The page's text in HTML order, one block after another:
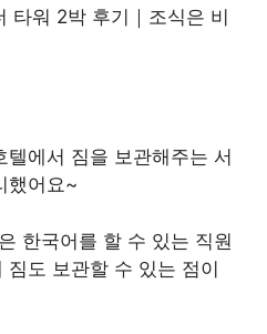
에서 짐을 보관해주는 서
했어요~
한국어를 할 수 있는 직원
짐도 보관할 수 있는 점이